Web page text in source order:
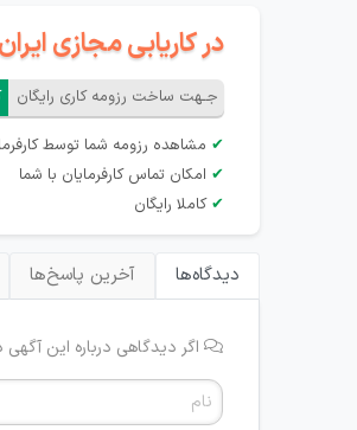
در کاریابی مجازی
جـهت ساخت رزومه کاری رایگان
✔ مشاهده رزومه شما توسط
✔ امکان تماس کارفرمایان با شما
✔ کاملا رایگان
دیدگاه‌ها آخرین پاسخ‌ها
اگر دیدگاهی درباره این